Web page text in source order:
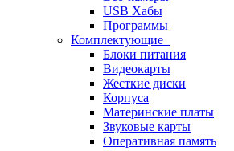
USB Хабы
Программы
Комплектующие
Блоки питания
Видеокарты
Жесткие диски
Корпуса
Материнские платы
Звуковые карты
Оперативная память